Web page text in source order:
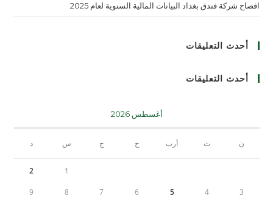
افصاح شركة فندق بغداد البيانات المالية السنوية لعام 2025
أحدث التعليقات
أحدث التعليقات
أغسطس 2026
ن ث أرب خ ج س د
1
2
3
4
5
6
7
8
9